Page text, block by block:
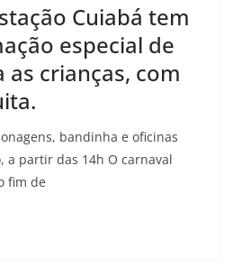
Cuiabá tem
especial de
as crianças, com
bandinha e oficinas
a partir das 14h O carnaval
fim de